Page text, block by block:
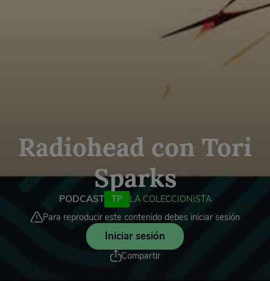
Radiohead con Tori
Sparks
PODCAST TP
LA COLECCIONISTA
Para reproducir este contenido debes iniciar sesión
Iniciar sesión
Compartir